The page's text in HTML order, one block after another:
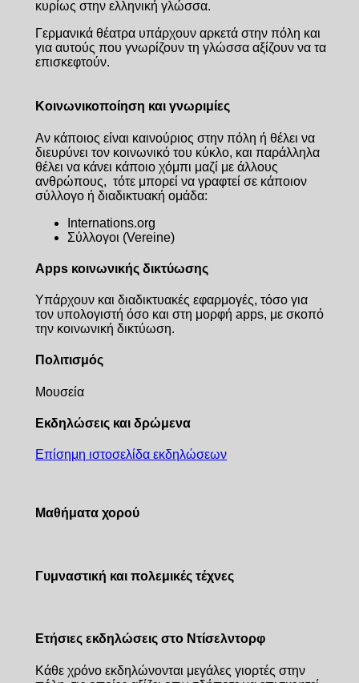
κυρίως στην ελληνική γλώσσα.
Γερμανικά θέατρα υπάρχουν αρκετά στην πόλη και
για αυτούς που γνωρίζουν τη γλώσσα αξίζουν να τα
επισκεφτούν.
Κοινωνικοποίηση και γνωριμίες
Αν κάποιος είναι καινούριος στην πόλη ή θέλει να
διευρύνει τον κοινωνικό του κύκλο, και παράλληλα
θέλει να κάνει κάποιο χόμπι μαζί με άλλους
ανθρώπους, τότε μπορεί να γραφτεί σε κάποιον
σύλλογο ή διαδικτυακή ομάδα:
Internations.org
Σύλλογοι (Vereine)
Apps κοινωνικής δικτύωσης
Υπάρχουν και διαδικτυακές εφαρμογές, τόσο για
τον υπολογιστή όσο και στη μορφή apps, με σκοπό
την κοινωνική δικτύωση.
Πολιτισμός
Μουσεία
Εκδηλώσεις και δρώμενα
Επίσημη ιστοσελίδα εκδηλώσεων
Μαθήματα χορού
Γυμναστική και πολεμικές τέχνες
Ετήσιες εκδηλώσεις στο Ντίσελντορφ
Κάθε χρόνο εκδηλώνονται μεγάλες γιορτές στην